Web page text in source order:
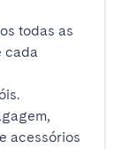
todas as
cada
acessórios